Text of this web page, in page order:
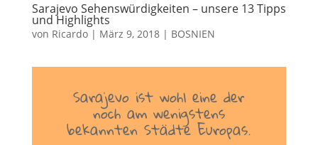
Sarajevo Sehenswürdigkeiten – unsere 13 Tipps
und Highlights
von Ricardo| März 9, 2018| BOSNIEN
Sarajevo ist wohl eine der
noch am wenigstens
bekannten Städte Europas.